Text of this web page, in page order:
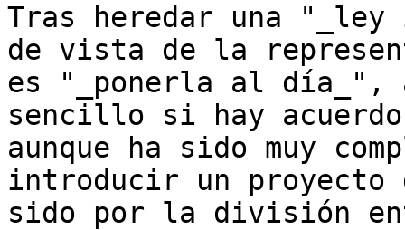
Tras heredar una
de vista de la
es "_ponerla al día_",
sencillo si hay
aunque ha sido muy
introducir un proyecto
sido por la división